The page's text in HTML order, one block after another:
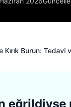
Kırık Burun: Tedavi
eğrildiyse